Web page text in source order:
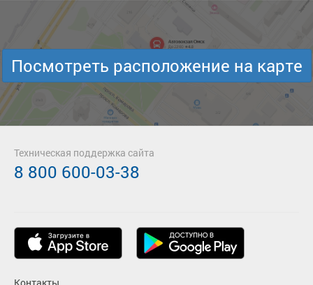
Посмотреть расположение на карте
Техническая поддержка сайта
8 800 600-03-38